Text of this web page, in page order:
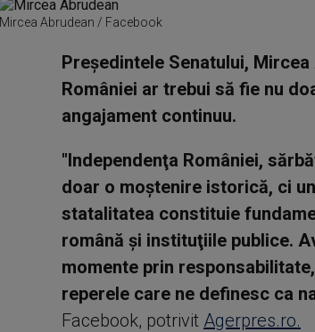
Mircea Abrudean / Facebook
Preşedintele Senatului,
României ar trebui să fie nu
angajament continuu.
"Independenţa României,
doar o moştenire istorică, ci
statalitatea constituie
română şi instituţiile publice.
momente prin
reperele care ne definesc ca
Facebook, potrivit Agerpres.ro.